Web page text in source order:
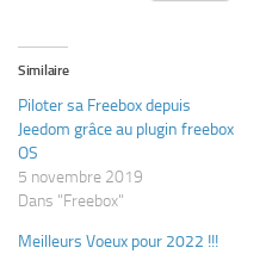
Similaire
Piloter sa Freebox depuis
Jeedom grâce au plugin freebox
OS
5 novembre 2019
Dans "Freebox"
Meilleurs Voeux pour 2022 !!!